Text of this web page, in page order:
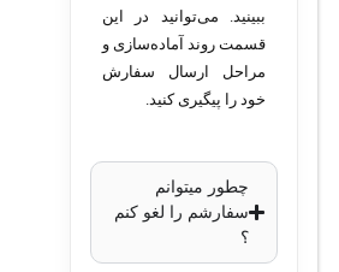
زوم اپتیکال : 25
برابر
قابلیت کج شدن
ببینید. می‌توانید در این
قسمت روند آماده‌سازی و
مراحل ارسال سفارش
خود را پیگیری کنید.
چطور میتوانم
سفارشم را لغو کنم
؟